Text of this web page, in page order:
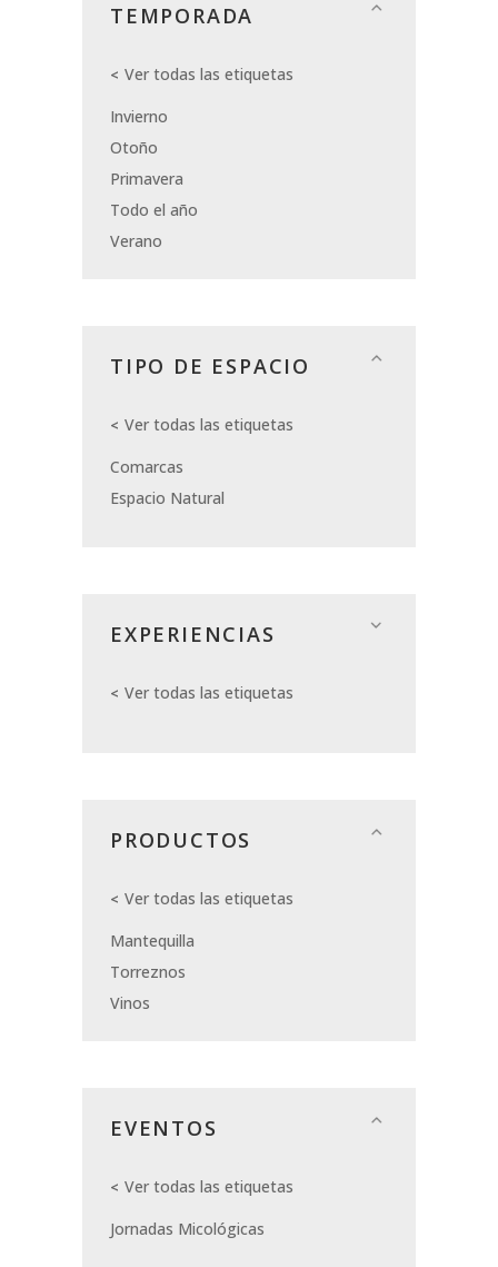
TEMPORADA
Ver todas las etiquetas
Invierno
Otoño
Primavera
Todo el año
Verano
TIPO DE ESPACIO
Ver todas las etiquetas
Comarcas
Espacio Natural
EXPERIENCIAS
Ver todas las etiquetas
PRODUCTOS
Ver todas las etiquetas
Mantequilla
Torreznos
Vinos
EVENTOS
Ver todas las etiquetas
Jornadas Micológicas